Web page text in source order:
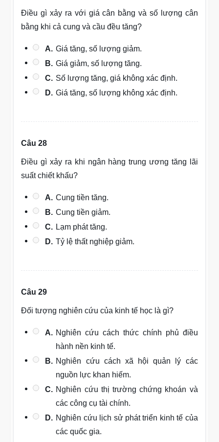
Điều gì xảy ra với giá cân bằng và số lượng cân
bằng khi cả cung và cầu đều tăng?
A. Giá tăng, số lượng giảm.
B. Giá giảm, số lượng tăng.
C. Số lượng tăng, giá không xác định.
D. Giá tăng, số lượng không xác định.
Câu 28
Điều gì xảy ra khi ngân hàng trung ương tăng lãi
suất chiết khấu?
A. Cung tiền tăng.
B. Cung tiền giảm.
C. Lạm phát tăng.
D. Tỷ lệ thất nghiệp giảm.
Câu 29
Đối tượng nghiên cứu của kinh tế học là gì?
A. Nghiên cứu cách thức chính phủ điều
hành nền kinh tế.
B. Nghiên cứu cách xã hội quản lý các
nguồn lực khan hiếm.
C. Nghiên cứu thị trường chứng khoán và
các công cụ tài chính.
D. Nghiên cứu lịch sử phát triển kinh tế của
các quốc gia.